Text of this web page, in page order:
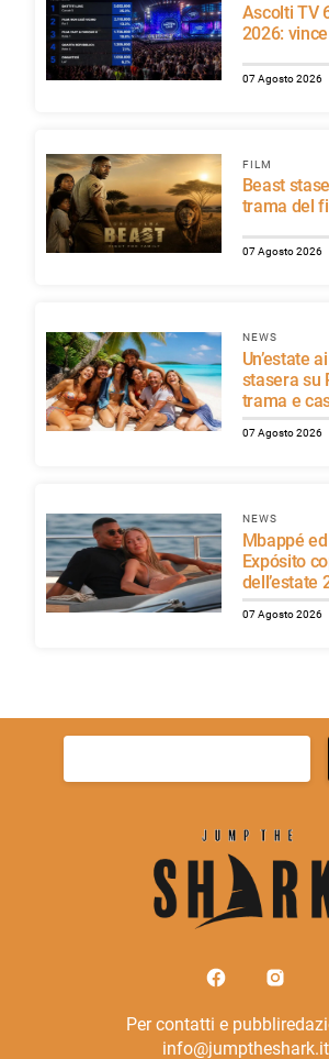
Ascolti TV 6 agosto
2026:
07 Agosto 2026
FILM
Beast stasera su 20:
trama del
07 Agosto 2026
NEWS
Un’estate ai Caraibi
stasera su
trama e
07 Agosto 2026
NEWS
Mbappé ed Ester
Expósito
dell’estate
07 Agosto 2026
Ricerca
Per contatti e
info@jumptheshark.it